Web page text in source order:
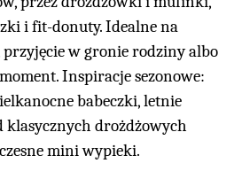
i fit-donuty. Idealne na
przyjęcie w gronie rodziny albo
Inspiracje sezonowe:
babeczki, letnie
klasycznych drożdżowych
mini wypieki.